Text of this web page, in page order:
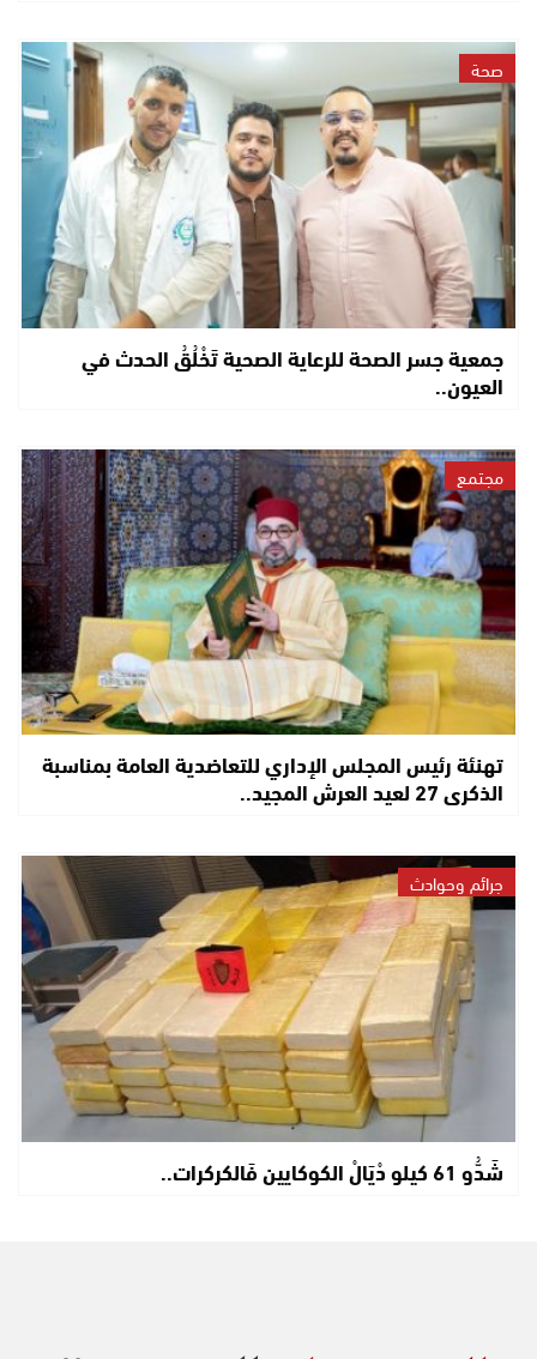
صحة
جمعية جسر الصحة للرعاية الصحية تَخْلُقُ الحدث في
العيون..
مجتمع
تهنئة رئيس المجلس الإداري للتعاضدية العامة بمناسبة
الذكرى 27 لعيد العرش المجيد..
جرائم وحوادث
شَدُّو 61 كيلو دْيَالْ الكوكايين فَالكركرات..